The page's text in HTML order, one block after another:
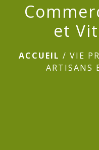
et
ACCUEIL / VIE
ARTISANS